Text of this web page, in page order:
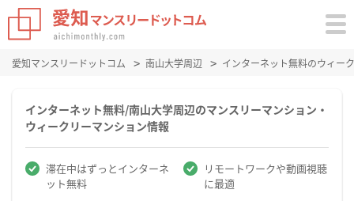
愛知マンスリードットコム 南山大学周辺 インターネット無料のウィー
インターネット無料/南山大学周辺のマンスリーマンション・
ウィークリーマンション情報
滞在中はずっとインターネ
ット無料
リモートワークや動画視聴
に最適